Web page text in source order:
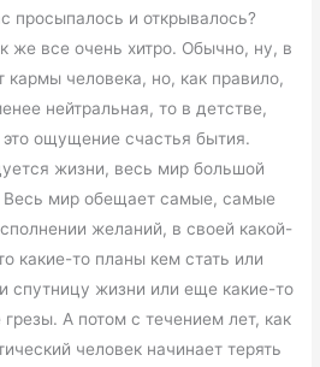
просыпалось и открывалось?
же все очень хитро. Обычно, ну, в
кармы человека, но, как правило,
нейтральная, то в детстве,
ощущение счастья бытия.
жизни, весь мир большой
Весь мир обещает самые, самые
желаний, в своей какой-
какие-то планы кем стать или
спутницу жизни или еще какие-то
А потом с течением лет, как
человек начинает терять